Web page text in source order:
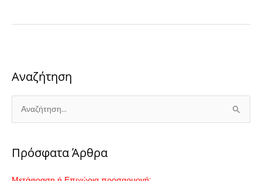
Αναζήτηση
ν
ζ
ή
Πρόσφατα Άρθρα